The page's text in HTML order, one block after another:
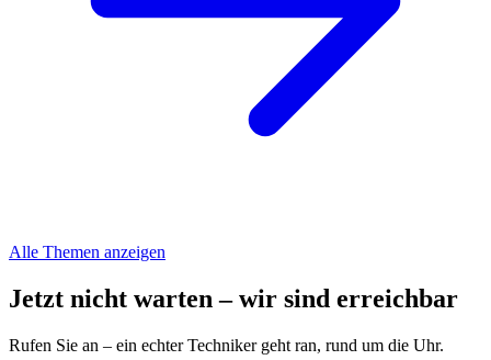
Alle Themen anzeigen
Jetzt nicht warten – wir sind erreichbar
Rufen Sie an – ein echter Techniker geht ran, rund um die Uhr.